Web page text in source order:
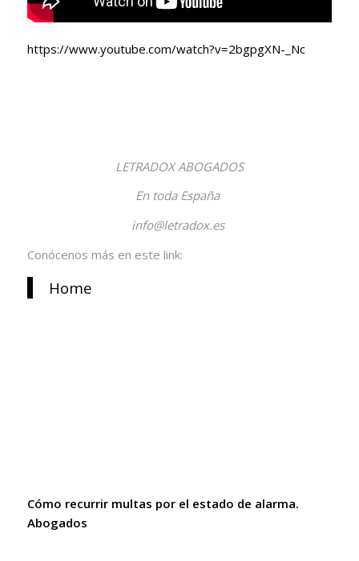
https://www.youtube.com/watch?v=2bgpgXN-_Nc
LETRADOX ABOGADOS
En toda España
info@letradox.es
Conócenos más en este link:
Home
Cómo recurrir multas por el estado de alarma.
Abogados